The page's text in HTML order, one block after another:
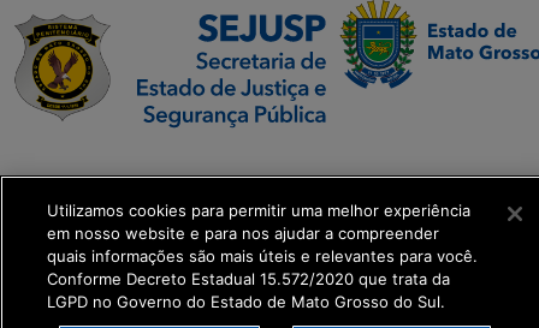
Executiva de
Transformação Digital
get_footer();
Utilizamos cookies para permitir uma melhor experiência
em nosso website e para nos ajudar a compreender
quais informações são mais úteis e relevantes para você.
Conforme Decreto Estadual 15.572/2020 que trata da
LGPD no Governo do Estado de Mato Grosso do Sul.